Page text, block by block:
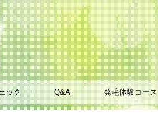
ック Q&A 発毛体験コース